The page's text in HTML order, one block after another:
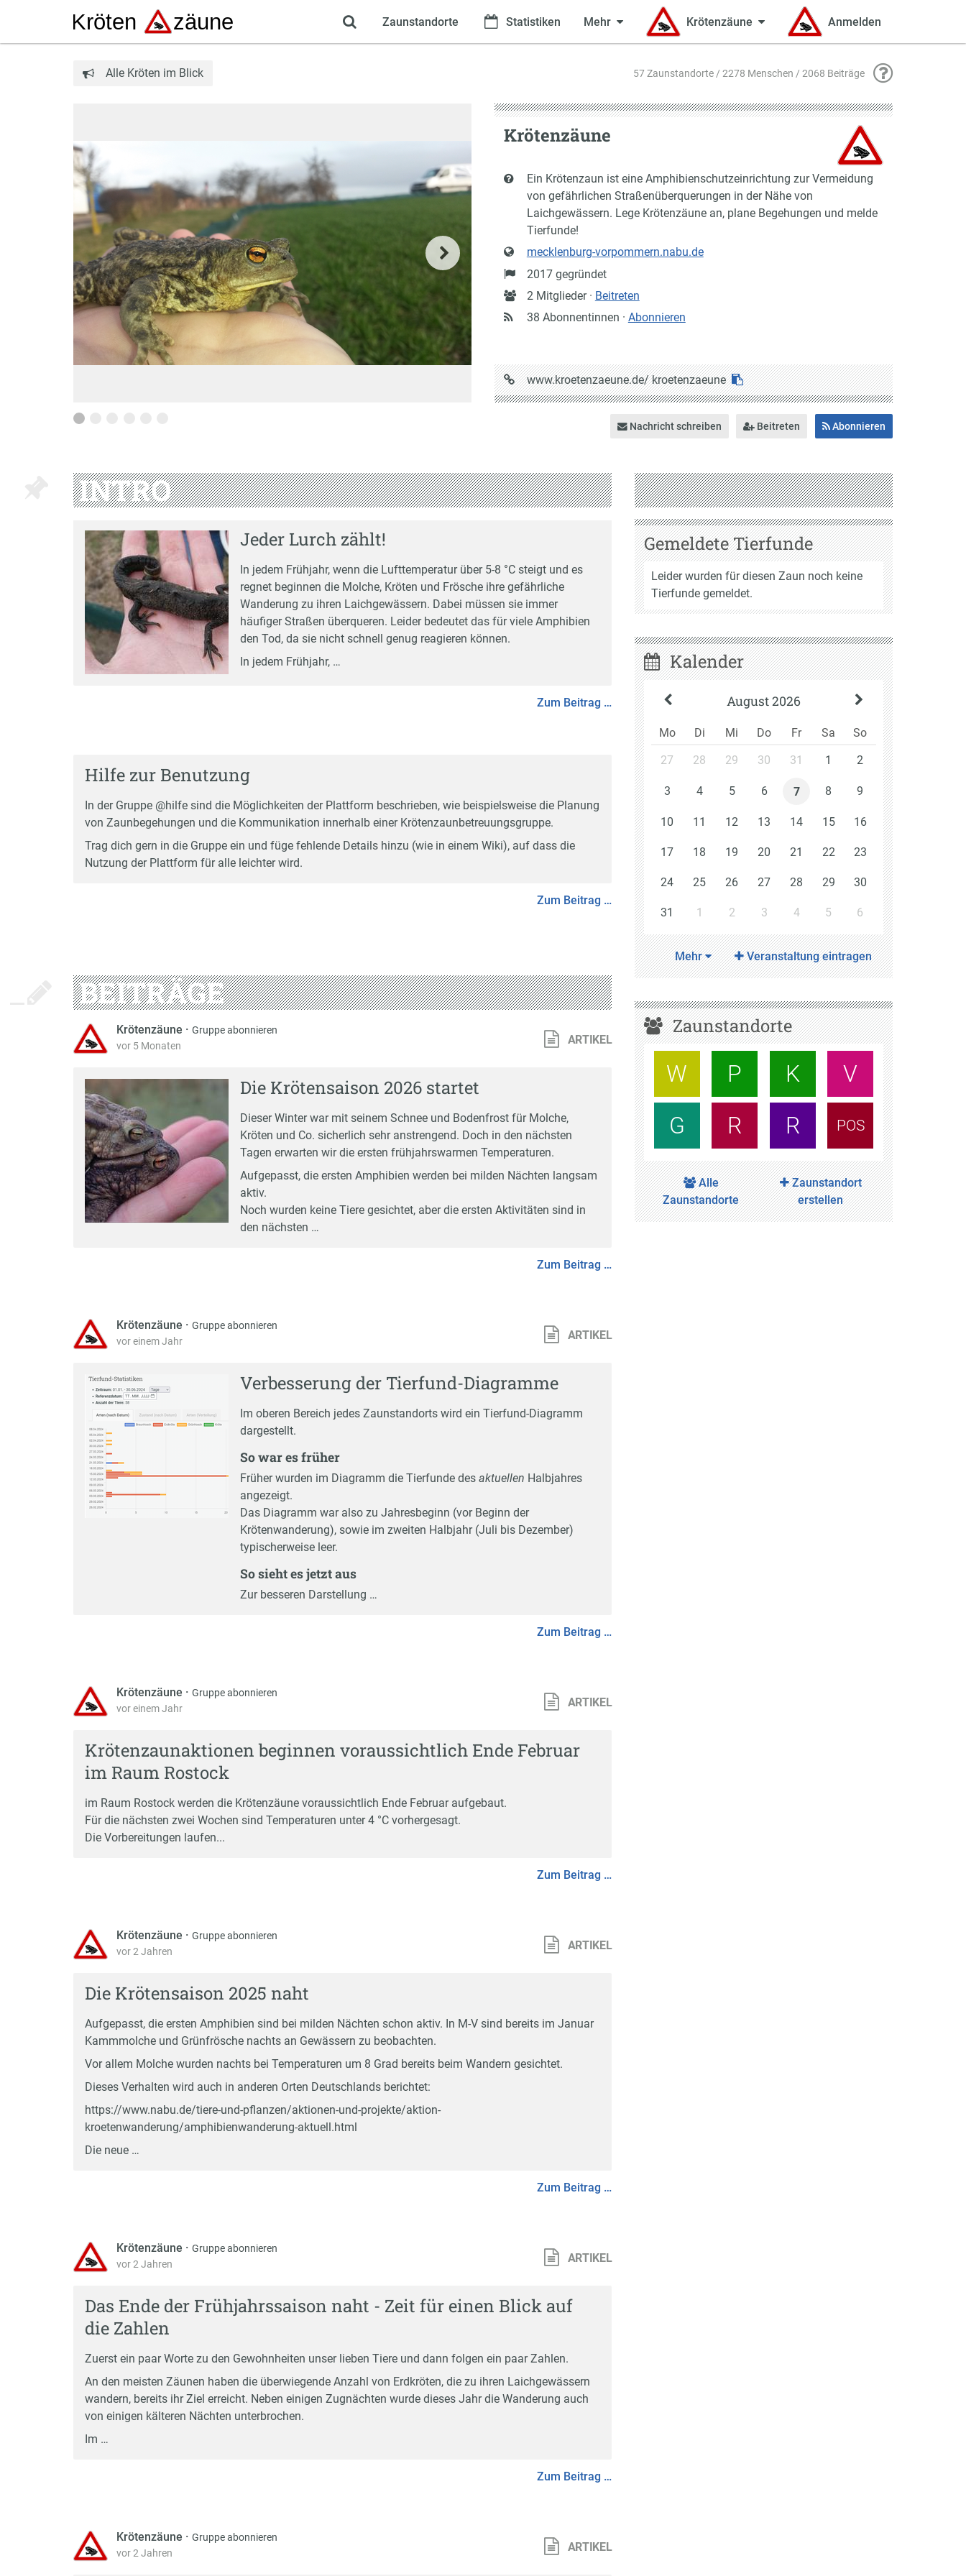
Zaunstandorte Statistiken Mehr Krötenzäune Anmelden
Alle Kröten im Blick 57 Zaunstandorte / 2278 Menschen / 2068 Beiträge
Krötenzäune
Kurzbeschreibung
Ein Krötenzaun ist eine Amphibienschutzeinrichtung zur Vermeidung
von gefährlichen Straßenüberquerungen in der Nähe von
Laichgewässern. Lege Krötenzäune an, plane Begehungen und melde
Tierfunde!
Website
mecklenburg-vorpommern.nabu.de
Gründung
2017 gegründet
Anzahl
Mitglieder
2 Mitglieder · Beitreten
38 Abonnentinnen · Abonnieren
URL
auf
www.kroetenzaeune.de/ kroetenzaeune
Nachricht schreiben Beitreten Abonnieren
INTRO
Jeder Lurch zählt!
In jedem Frühjahr, wenn die Lufttemperatur über 5-8 °C steigt und es
regnet beginnen die Molche, Kröten und Frösche ihre gefährliche
Wanderung zu ihren Laichgewässern. Dabei müssen sie immer
häufiger Straßen überqueren. Leider bedeutet das für viele Amphibien
den Tod, da sie nicht schnell genug reagieren können.
In jedem Frühjahr, …
Zum Beitrag …
Hilfe zur Benutzung
In der Gruppe @hilfe sind die Möglichkeiten der Plattform beschrieben, wie beispielsweise die Planung
von Zaunbegehungen und die Kommunikation innerhalb einer Krötenzaunbetreuungsgruppe.
Trag dich gern in die Gruppe ein und füge fehlende Details hinzu (wie in einem Wiki), auf dass die
Nutzung der Plattform für alle leichter wird.
Zum Beitrag …
BEITRÄGE
Krötenzäune · Gruppe abonnieren
vor 5 Monaten
ARTIKEL
Die Krötensaison 2026 startet
Dieser Winter war mit seinem Schnee und Bodenfrost für Molche,
Kröten und Co. sicherlich sehr anstrengend. Doch in den nächsten
Tagen erwarten wir die ersten frühjahrswarmen Temperaturen.
Aufgepasst, die ersten Amphibien werden bei milden Nächten langsam
aktiv.
Noch wurden keine Tiere gesichtet, aber die ersten Aktivitäten sind in
den nächsten …
Zum Beitrag …
Krötenzäune · Gruppe abonnieren
vor einem Jahr
ARTIKEL
Verbesserung der Tierfund-Diagramme
Im oberen Bereich jedes Zaunstandorts wird ein Tierfund-Diagramm
dargestellt.
So war es früher
Früher wurden im Diagramm die Tierfunde des aktuellen Halbjahres
angezeigt.
Das Diagramm war also zu Jahresbeginn (vor Beginn der
Krötenwanderung), sowie im zweiten Halbjahr (Juli bis Dezember)
typischerweise leer.
So sieht es jetzt aus
Zur besseren Darstellung …
Zum Beitrag …
Krötenzäune · Gruppe abonnieren
vor einem Jahr
ARTIKEL
Krötenzaunaktionen beginnen voraussichtlich Ende Februar
im Raum Rostock
im Raum Rostock werden die Krötenzäune voraussichtlich Ende Februar aufgebaut.
Für die nächsten zwei Wochen sind Temperaturen unter 4 °C vorhergesagt.
Die Vorbereitungen laufen...
Zum Beitrag …
Krötenzäune · Gruppe abonnieren
vor 2 Jahren
ARTIKEL
Die Krötensaison 2025 naht
Aufgepasst, die ersten Amphibien sind bei milden Nächten schon aktiv. In M-V sind bereits im Januar
Kammmolche und Grünfrösche nachts an Gewässern zu beobachten.
Vor allem Molche wurden nachts bei Temperaturen um 8 Grad bereits beim Wandern gesichtet.
Dieses Verhalten wird auch in anderen Orten Deutschlands berichtet:
https://www.nabu.de/tiere-und-pflanzen/aktionen-und-projekte/aktion-
kroetenwanderung/amphibienwanderung-aktuell.html
Die neue …
Zum Beitrag …
Krötenzäune · Gruppe abonnieren
vor 2 Jahren
ARTIKEL
Das Ende der Frühjahrssaison naht - Zeit für einen Blick auf
die Zahlen
Zuerst ein paar Worte zu den Gewohnheiten unser lieben Tiere und dann folgen ein paar Zahlen.
An den meisten Zäunen haben die überwiegende Anzahl von Erdkröten, die zu ihren Laichgewässern
wandern, bereits ihr Ziel erreicht. Neben einigen Zugnächten wurde dieses Jahr die Wanderung auch
von einigen kälteren Nächten unterbrochen.
Im …
Zum Beitrag …
Krötenzäune · Gruppe abonnieren
vor 2 Jahren
ARTIKEL
Gemeldete Tierfunde
Leider wurden für diesen Zaun noch keine
Tierfunde gemeldet.
Kalender
August 2026
Mo Di Mi Do Fr Sa
So
27
28 29 30 31 1 2
3 4 5 6 7 8 9
10 11 12 13 14 15 16
17 18 19 20 21 22 23
24 25 26 27 28 29 30
31 1 2 3 4 5 6
Mehr Veranstaltung eintragen
Zaunstandorte
W P K
V
G
R R POS
Alle
Zaunstandorte
Zaunstandort
erstellen